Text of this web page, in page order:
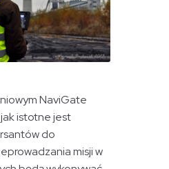
NaviGate
istotne jest
do
misji w